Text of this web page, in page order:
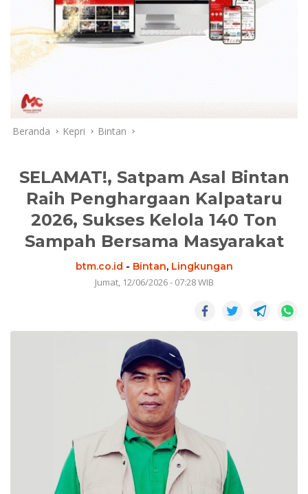
Beranda Kepri Bintan
SELAMAT!, Satpam Asal Bintan
Raih Penghargaan Kalpataru
2026, Sukses Kelola 140 Ton
Sampah Bersama Masyarakat
btm.co.id - Bintan, Lingkungan
Jumat, 12/06/2026 - 07:28 WIB